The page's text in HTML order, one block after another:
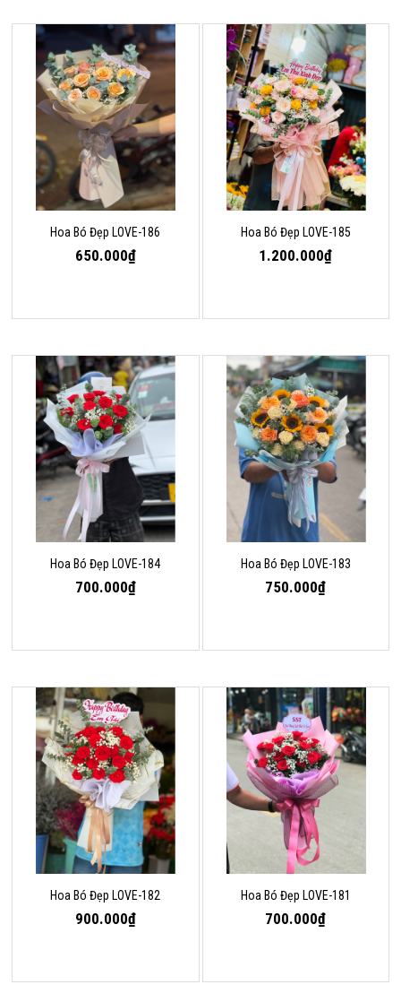
Hoa Bó Đẹp LOVE-186
650.000₫
Hoa Bó Đẹp LOVE-185
1.200.000₫
Hoa Bó Đẹp LOVE-184
700.000₫
Hoa Bó Đẹp LOVE-183
750.000₫
Hoa Bó Đẹp LOVE-182
900.000₫
Hoa Bó Đẹp LOVE-181
700.000₫